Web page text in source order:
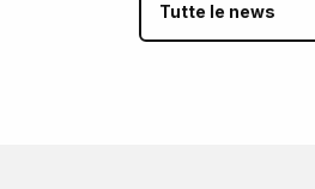
Tutte le news